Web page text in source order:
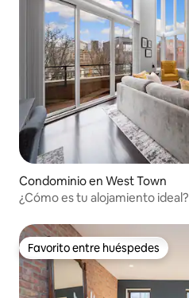
Condominio en West Town
¿Cómo es tu alojamiento ideal?
Favorito entre huéspedes
Favorito entre huéspedes